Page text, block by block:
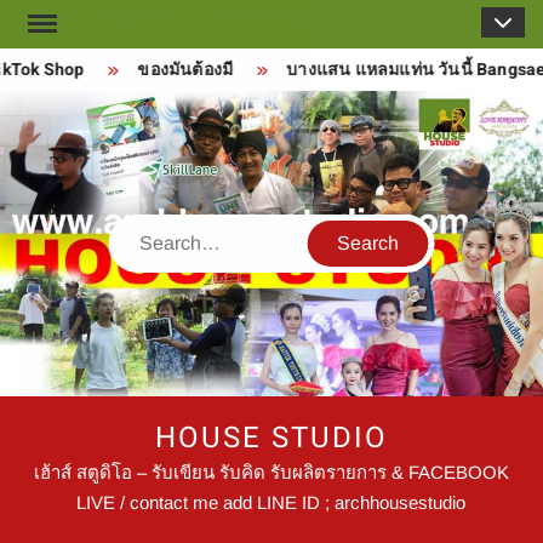
Skip
to
content
Shop ของมันต้องมี บางแสน แหลมแท่น วันนี้
Search
HOUSE STUDIO
เฮ้าส์ สตูดิโอ – รับเขียน รับคิด รับผลิตรายการ & FACEBOOK
LIVE / contact me add LINE ID ; archhousestudio